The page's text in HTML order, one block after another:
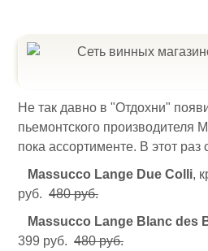
Не так давно в "Отдохни"
пьемонтского производителя
пока ассортименте. В этот раз
Massucco Lange Due Colli,
руб. 480 руб.
Massucco Lange Blanc des
399 руб. 480 руб.